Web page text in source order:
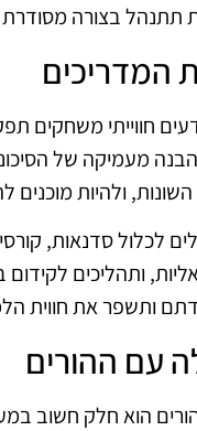
תתנהל בצורה מסודרת
המדריכים
חווייתי
מעמיקה של
ולהיות
לכלול סדנאות,
ותהליכים
ותשפר את חווית
עם ההורים
הוא חלק חשוב